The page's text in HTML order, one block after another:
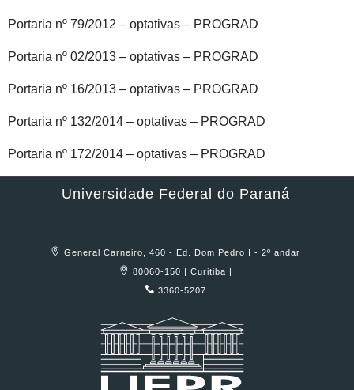
Portaria nº 79/2012 – optativas – PROGRAD
Portaria nº 02/2013 – optativas – PROGRAD
Portaria nº 16/2013 – optativas – PROGRAD
Portaria nº 132/2014 – optativas – PROGRAD
Portaria nº 172/2014 – optativas – PROGRAD
Universidade Federal do Paraná
General Carneiro, 460 - Ed. Dom Pedro I - 2º andar
80060-150 | Curitiba |
3360-5207